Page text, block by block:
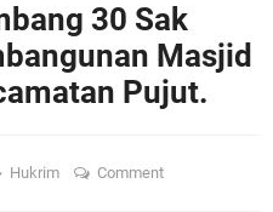
30 Sak
Masjid
Pujut.
Hukrim Comment